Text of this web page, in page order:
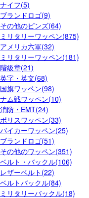
ナイフ(5)
ブランドロゴ(9)
その他のピンズ(64)
ミリタリーワッペン(875)
アメリカ六軍(32)
ミリタリーワッペン(181)
階級章(21)
英字・英文(68)
国旗ワッペン(98)
ナム戦ワッペン(10)
消防・EMT(24)
ポリスワッペン(33)
バイカーワッペン(25)
ブランドロゴ(51)
その他のワッペン(351)
ベルト・バックル(106)
レザーベルト(22)
ベルトバックル(84)
ミリタリーバックル(18)